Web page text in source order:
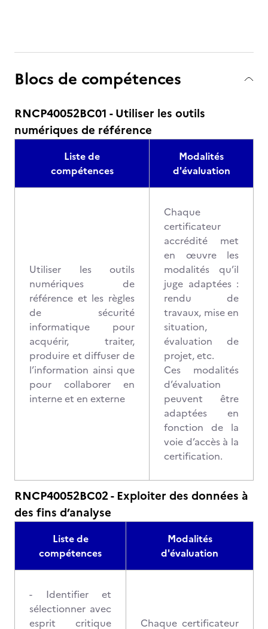
Blocs de compétences
RNCP40052BC01 - Utiliser les outils
numériques de référence
Liste de
compétences
Modalités
d'évaluation
Utiliser les outils
numériques de
référence et les règles
de sécurité
informatique pour
acquérir, traiter,
produire et diffuser de
l’information ainsi que
pour collaborer en
interne et en externe
Chaque
certificateur
accrédité met
en œuvre les
modalités qu’il
juge adaptées :
rendu de
travaux, mise en
situation,
évaluation de
projet, etc.
Ces modalités
d’évaluation
peuvent être
adaptées en
fonction de la
voie d’accès à la
certification.
RNCP40052BC02 - Exploiter des données à
des fins d’analyse
Liste de
compétences
Modalités
d'évaluation
- Identifier et
sélectionner avec
esprit critique
Chaque certificateur